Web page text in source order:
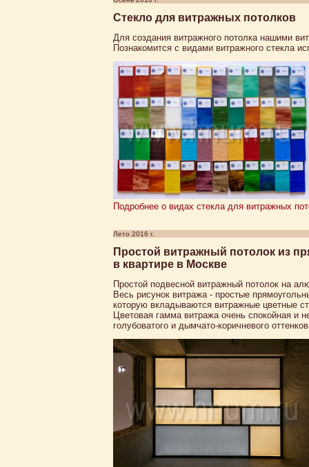
Стекло для витражных потолков
Для создания витражного потолка нашими
Познакомится с видами витражного стекла
Подробнее о видах стекла для витражных
Лето 2016 г.
Простой витражный потолок из
в квартире в Москве
Простой подвесной витражный потолок на
Весь рисунок витража - простые
которую вкладываются витражные цветные
Цветовая гамма витража очень спокойная и
голубоватого и дымчато-коричневого